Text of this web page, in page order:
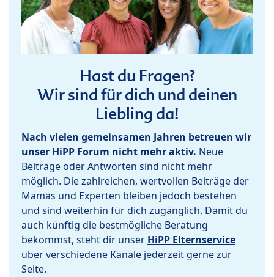
Hast du Fragen?
Wir sind für dich und deinen
Liebling da!
Nach vielen gemeinsamen Jahren betreuen wir
unser HiPP Forum nicht mehr aktiv. Neue
Beiträge oder Antworten sind nicht mehr
möglich. Die zahlreichen, wertvollen Beiträge der
Mamas und Experten bleiben jedoch bestehen
und sind weiterhin für dich zugänglich. Damit du
auch künftig die bestmögliche Beratung
bekommst, steht dir unser HiPP Elternservice
über verschiedene Kanäle jederzeit gerne zur
Seite.